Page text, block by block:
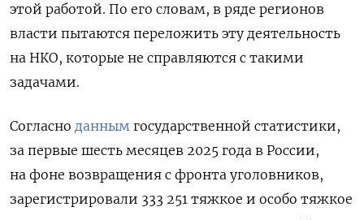
этой работой. По его словам, в ряде регионов
власти пытаются переложить эту деятельность
на НКО, которые не справляются с такими
задачами.
Согласно данным государственной статистики,
за первые шесть месяцев 2025 года в России,
на фоне возвращения с фронта уголовников,
зарегистрировали 333 251 тяжкое и особо тяжкое